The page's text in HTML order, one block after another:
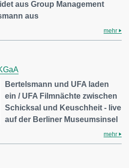
aus Group Management
aus
mehr
Bertelsmann und UFA laden
ein / UFA Filmnächte zwischen
Schicksal und Keuschheit - live
auf der Berliner Museumsinsel
mehr